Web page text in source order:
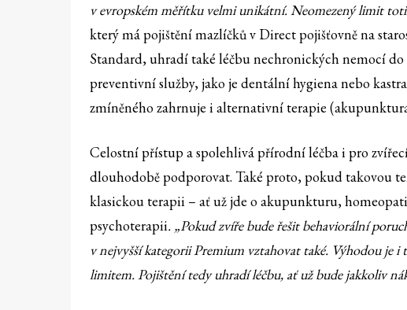
v evropském měřítku velmi unikátní. Neomezený limit
který má pojištění mazlíčků v Direct pojišťovně na
Standard, uhradí také léčbu nechronických nemocí
preventivní služby, jako je dentální hygiena nebo
zmíněného zahrnuje i alternativní terapie
Celostní přístup a spolehlivá přírodní léčba i pro
dlouhodobě podporovat. Také proto, pokud takovou
klasickou terapii – ať už jde o akupunkturu,
psychoterapii. „Pokud zvíře bude řešit behaviorální
v nejvyšší kategorii Premium vztahovat také. Výhodou je
limitem. Pojištění tedy uhradí léčbu, ať už bude jakkoliv